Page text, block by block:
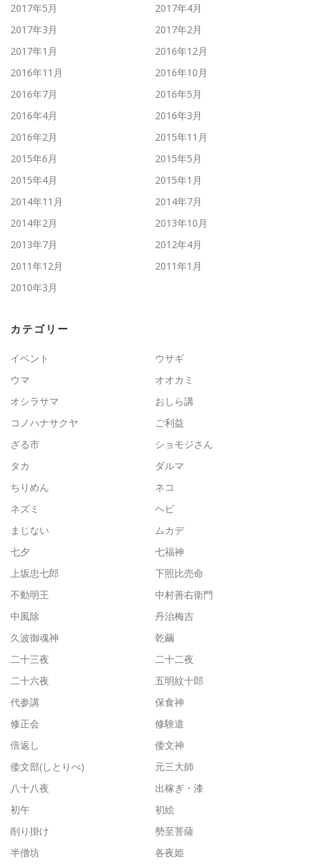
2017年5月
2017年4月
2017年3月
2017年2月
2017年1月
2016年12月
2016年11月
2016年10月
2016年7月
2016年5月
2016年4月
2016年3月
2016年2月
2015年11月
2015年6月
2015年5月
2015年4月
2015年1月
2014年11月
2014年7月
2014年2月
2013年10月
2013年7月
2012年4月
2011年12月
2011年1月
2010年3月
カテゴリー
イベント
ウサギ
ウマ
オオカミ
オシラサマ
おしら講
コノハナサクヤ
ご利益
ざる市
ショモジさん
タカ
ダルマ
ちりめん
ネコ
ネズミ
ヘビ
まじない
ムカデ
七夕
七福神
上坂忠七郎
下照比売命
不動明王
中村善右衛門
中風除
丹治梅吉
久波御魂神
乾繭
二十三夜
二十二夜
二十六夜
五明紋十郎
代参講
保食神
修正会
修験道
倍返し
倭文神
倭文部(しとりべ)
元三大師
八十八夜
出稼ぎ・漆
初午
初絵
削り掛け
勢至菩薩
半僧坊
各夜姫